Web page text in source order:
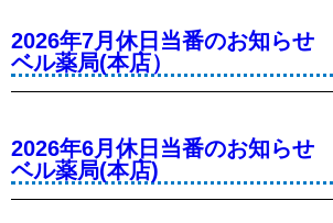
2026年7月休日当番のお知らせ
ベル薬局(本店）
2026年6月休日当番のお知らせ
ベル薬局(本店)